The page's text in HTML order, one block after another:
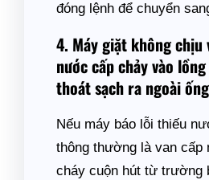
đóng lệnh để chuyển
4. Máy giặt không chịu
nước cấp chảy vào
thoát sạch ra ngoài
Nếu máy báo lỗi thiếu
thông thường là van cấp
cháy cuộn hút từ trường